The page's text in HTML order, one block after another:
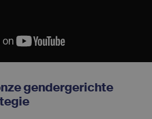
gendergerichte